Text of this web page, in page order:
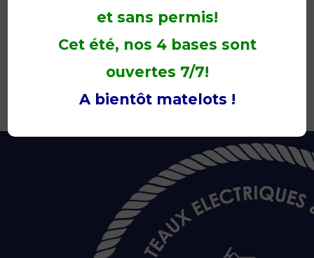
Les bases de Sucé-sur-Erdre et Vertou seront
ouvertes de jeudi à dimanche de 10h à 19h.
A bientôt sur nos bateaux !
et sans permis!
Cet été, nos 4 bases sont
ouvertes 7/7!
A bientôt matelots !